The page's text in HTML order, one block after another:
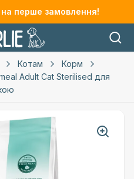
на перше замовлення!
Котам
Корм
Adult Cat Sterilised для